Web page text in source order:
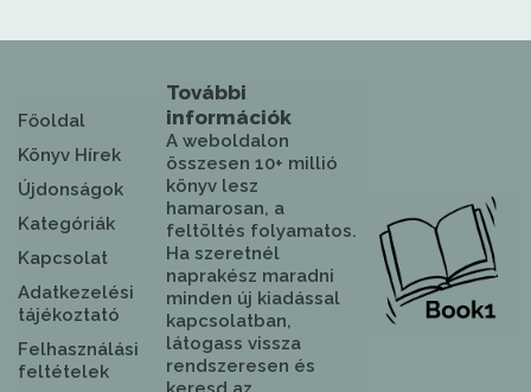
Főoldal
Könyv Hírek
Újdonságok
Kategóriák
Kapcsolat
Adatkezelési
tájékoztató
Felhasználási
feltételek
További
információk
A weboldalon
összesen 10+ millió
könyv lesz
hamarosan, a
feltöltés folyamatos.
Ha szeretnél
naprakész maradni
minden új kiadással
kapcsolatban,
látogass vissza
rendszeresen és